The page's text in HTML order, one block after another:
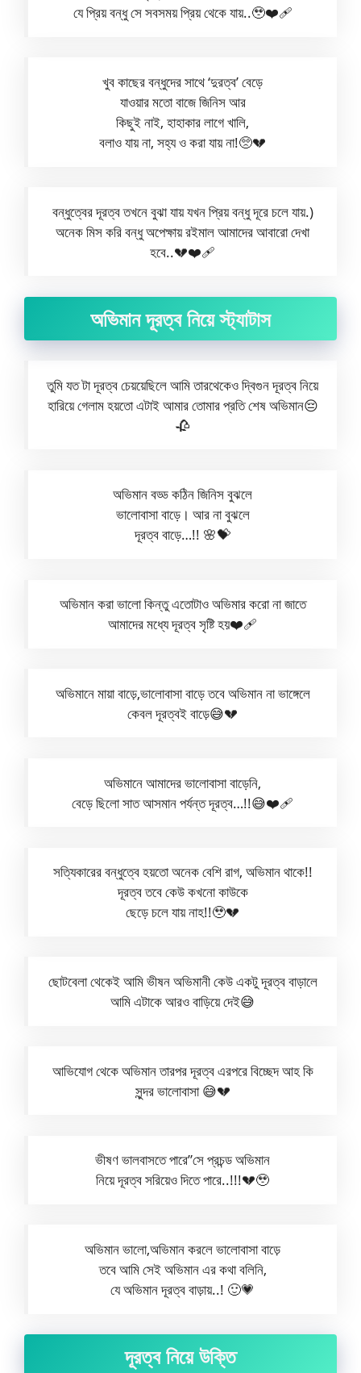
যে প্রিয় বন্ধু সে সবসময় প্রিয় থেকে যায়..🥹❤️‍🩹
খুব কাছের বন্ধুদের সাথে ‘দুরত্ব’ বেড়ে
যাওয়ার মতো বাজে জিনিস আর
কিছুই নাই, হাহাকার লাগে খালি,
বলাও যায় না, সহ্য ও করা যায় না!🥺💔
বন্ধুত্বের দূরত্ব তখনে বুঝা যায় যখন প্রিয় বন্ধু দূরে চলে যায়.)
অনেক মিস করি বন্ধু অপেক্ষায় রইমাল আমাদের আবারো দেখা
হবে..💔❤️‍🩹
অভিমান দূরত্ব নিয়ে স্ট্যাটাস
তুমি যত টা দূরত্ব চেয়য়েছিলে আমি তারথেকেও দ্বিগুন দূরত্ব নিয়ে
হারিয়ে গেলাম হয়তো এটাই আমার তোমার প্রতি শেষ অভিমান😔
🥀
অভিমান বড্ড কঠিন জিনিস বুঝলে
ভালোবাসা বাড়ে। আর না বুঝলে
দূরত্ব বাড়ে…!! 🌸💝
অভিমান করা ভালো কিন্তু এতোটাও অভিমার করো না জাতে
আমাদের মধ্যে দূরত্ব সৃষ্টি হয়❤️‍🩹
অভিমানে মায়া বাড়ে,ভালোবাসা বাড়ে তবে অভিমান না ভাঙ্গেলে
কেবল দূরত্বই বাড়ে😅💔
অভিমানে আমাদের ভালোবাসা বাড়েনি,
বেড়ে ছিলো সাত আসমান পর্যন্ত দূরত্ব…!!😅❤️‍🩹
সত্যিকারের বন্ধুত্বে হয়তো অনেক বেশি রাগ, অভিমান থাকে!!
দূরত্ব তবে কেউ কখনো কাউকে
ছেড়ে চলে যায় নাহ!!🥹💔
ছোটবেলা থেকেই আমি ভীষন অভিমানী কেউ একটু দূরত্ব বাড়ালে
আমি এটাকে আরও বাড়িয়ে দেই😅
আভিযোগ থেকে অভিমান তারপর দূরত্ব এরপরে বিচ্ছেদ আহ কি
সুন্দর ভালোবাসা 😅💔
ভীষণ ভালবাসতে পারে”সে প্রচন্ড অভিমান
নিয়ে দূরত্ব সরিয়েও দিতে পারে..!!!💔🥹
অভিমান ভালো,অভিমান করলে ভালোবাসা বাড়ে
তবে আমি সেই অভিমান এর কথা বলিনি,
যে অভিমান দূরত্ব বাড়ায়..! 🙂💗
দূরত্ব নিয়ে উক্তি